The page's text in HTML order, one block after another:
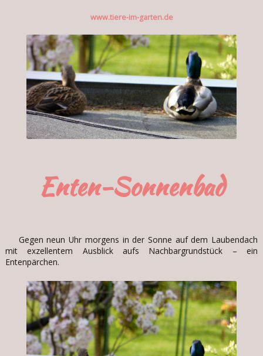
www.tiere-im-garten.de
Enten-Sonnenbad
Gegen neun Uhr morgens in der Sonne auf dem Laubendach
mit exzellentem Ausblick aufs Nachbargrundstück – ein
Entenpärchen.